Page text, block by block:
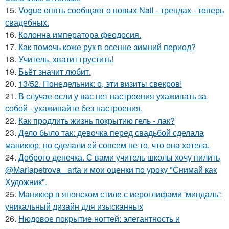
15. Vogue опять сообщает о новых Nail - трендах - теперь
свадебных.
16. Колонна императора феодосия.
17. Как помочь коже рук в осенне-зимний период?
18. Учитель, хватит грустить!
19. Бьёт значит любит.
20. 13/52. Понедельник: о, эти визиты свекров!
21. В случае если у вас нет настроения ухаживать за
собой - ухаживайте без настроения.
22. Как продлить жизнь покрытию гель - лак?
23. Дело было так: девочка перед свадьбой сделала
маникюр, но сделали ей совсем не то, что она хотела.
24. Доброго денечка. С вами учитель школы хочу пилить
@Mariapetrova_ artа и мои оценки по уроку "Снимай как
Художник".
25. Маникюр в японском стиле с иероглифами 'миндаль':
уникальный дизайн для изысканных
26. Нюдовое покрытие ногтей: элегантность и